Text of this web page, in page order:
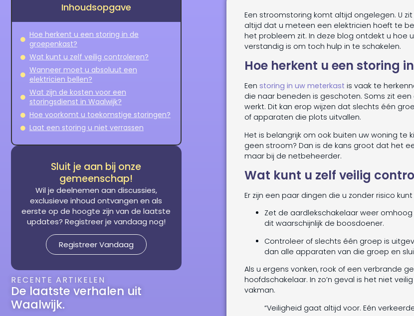
Een stroomstoring komt altijd ongelegen. U
altijd dat u meteen een elektricien hoeft te
het probleem zit. In deze blog ontdekt u hoe
verstandig is om toch hulp in te schakelen.
Hoe herkent u een storing
Een storing in uw meterkast is vaak te
die naar beneden is geschoten. Soms zit
werkt. Dit kan erop wijzen dat slechts één
of apparaten die plots uitvallen.
Het is belangrijk om ook buiten uw woning te
geen stroom? Dan is de kans groot dat het
maar bij de netbeheerder.
Wat kunt u zelf veilig
Er zijn een paar dingen die u zonder risico
Zet de aardlekschakelaar weer
dit waarschijnlijk de boosdoener.
Controleer of slechts één groep is
dan alle apparaten van die groep en
Als u ergens vonken, rook of een verbrande
hoofdschakelaar. In zo’n geval is het niet
vakman.
“Veiligheid gaat altijd voor. Eén
Inhoudsopgave
Hoe herkent u een storing in de
groepenkast?
Wat kunt u zelf veilig controleren?
Wanneer moet u absoluut een
elektricien bellen?
Wat zijn de kosten voor een
storingsdienst in Waalwijk?
Hoe voorkomt u toekomstige storingen?
Laat een storing u niet verrassen
Sluit je aan bij onze
gemeenschap!
Wil je deelnemen aan discussies,
exclusieve inhoud ontvangen en als
eerste op de hoogte zijn van de laatste
updates? Registreer je vandaag nog!
Registreer Vandaag
RECENTE ARTIKELEN
De laatste verhalen uit
Waalwijk.